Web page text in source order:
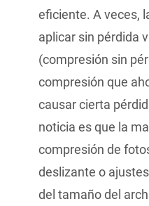
eficiente. A veces,
aplicar sin pérdida
(compresión sin
compresión que
causar cierta
noticia es que la
compresión de
deslizante o
del tamaño del